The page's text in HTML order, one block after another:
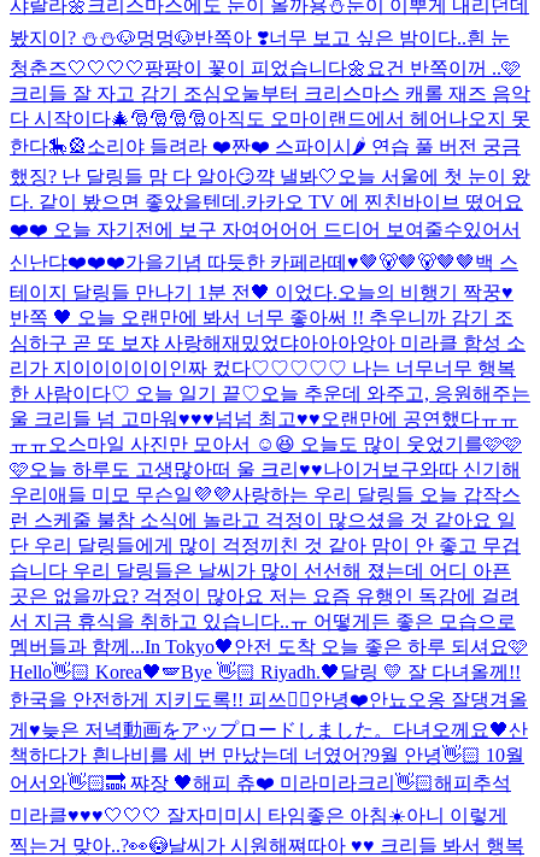
샤랄라🌼 크리스마스에도 눈이 올까용⛄️눈이 이뿌게 내리던데
봤지이? ⛄️⛄️🐶멍멍🐶반쪽아 ❣️너무 보고 싶은 밤이다..흰 눈
청춘즈🤍🤍🤍🤍팡팡이 꽃이 피었습니다🌼 요건 반쪽이꺼 ..🩷
크리들 잘 자고 감기 조심 오눌부터 크리스마스 캐롤 재즈 음악
다 시작이다🎄🎅🎅🎅🎅아직도 오마이랜드에서 헤어나오지 못
한다🎠🎡소리야 들려라 ❤️짠❤️ 스파이시🌶️ 연습 풀 버전 궁금
했징? 난 달링들 맘 다 알아😏꺅 낼봐🤍 오늘 서울에 첫 눈이 왔
다. 같이 봤으면 좋았을텐데.카카오 TV 에 찐친바이브 떴어요
❤️❤️ 오늘 자기전에 보구 자여어어어 드디어 보여줄수있어서
신난댜❤️❤️❤️가을기념 따듯한 카페라떼♥🤎🐻🤎🐻🤎🤎백 스
테이지 달링들 만나기 1분 전🖤 이었다.오늘의 비행기 짝꿍♥
반쪽 🖤 오늘 오랜만에 봐서 너무 좋아써 !! 추우니까 감기 조
심하구 곧 또 보쟈 사랑해재밌었댜아아아앙아 미라클 함성 소
리가 지이이이이이인짜 컸다♡♡♡♡♡ 나는 너무너무 행복
한 사람이다♡ 오늘 일기 끝♡오늘 추운데 와주고, 응원해주는
울 크리들 넘 고마워♥♥♥넘넘 최고♥♥오랜만에 공연했다ㅠㅠ
ㅠㅠ오스마일 사진만 모아서 ☺️😆 오늘도 많이 웃었기를🩷🩷
🩷오늘 하루도 고생많아떠 울 크리♥♥나이거보구와따 신기해
우리애들 미모 무슨일💜💜사랑하는 우리 달링들 오늘 갑작스
런 스케줄 불참 소식에 놀라고 걱정이 많으셨을 것 같아요 일
단 우리 달링들에게 많이 걱정끼친 것 같아 맘이 안 좋고 무겁
습니다 우리 달링들은 날씨가 많이 선선해 졌는데 어디 아픈
곳은 없을까요? 걱정이 많아요 저는 요즘 유행인 독감에 걸려
서 지금 휴식을 취하고 있습니다..ㅠ 어떻게든 좋은 모습으로
멤버들과 함께...In Tokyo🖤안전 도착 오늘 좋은 하루 되셔요🩷
Hello👋🏻 Korea🖤🪽Bye 👋🏻 Riyadh.🖤달링 💛 잘 다녀올께!!
한국을 안전하게 지키도록!! 피쓰✌🏻안녕❤️안뇨오옹 잘댕겨올
게♥늦은 저녁動画をアップロードしました。 다녀오께요🖤산
책하다가 흰나비를 세 번 만났는데 너였어?9월 안녕👋🏻 10월
어서와👋🏻🔜 쨔장 🖤해피 츄❤️ 미라미라크리👋🏻해피추석
미라클♥♥♥🤍🤍🤍 잘자미미시 타임좋은 아침☀️아니 이렇게
찍는거 맞아..?👀😳날씨가 시원해쪄따아 ♥♥ 크리들 봐서 행복